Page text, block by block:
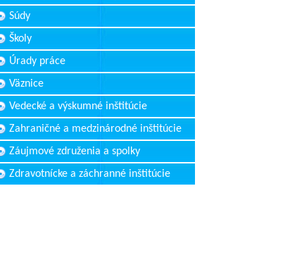
Súdy
Školy
Úrady práce
Väznice
Vedecké a výskumné inštitúcie
Zahraničné a medzinárodné inštitúcie
Záujmové združenia a spolky
Zdravotnícke a záchranné inštitúcie